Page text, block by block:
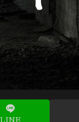
LINE